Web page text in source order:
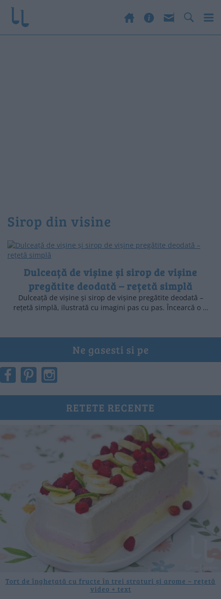
sirop din visine
Dulceață de vișine și sirop de vișine
pregătite deodată – rețetă simplă
Dulceață de vișine și sirop de vișine pregătite deodată –
rețetă simplă, ilustrată cu imagini pas cu pas. Încearcă o …
Ne gasesti si pe
RETETE RECENTE
Tort de înghețată cu fructe în trei straturi și arome – rețetă
video + text